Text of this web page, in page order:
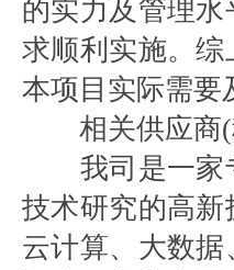
的实力及管理
求顺利实施。
本项目实际需要
相关供应商
我司是一家
技术研究的高
云计算、大数